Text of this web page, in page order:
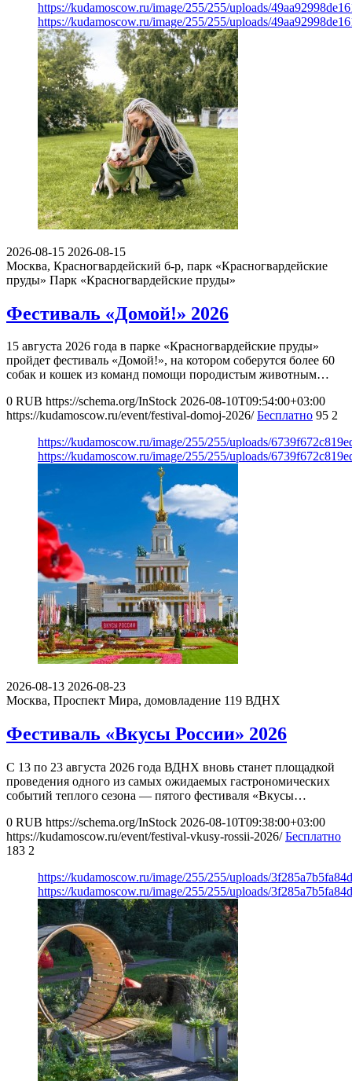
https://kudamoscow.ru/image/255/255/uploads/
https://kudamoscow.ru/image/255/255/uploads/
2026-08-15 2026-08-15
Москва, Красногвардейский б-р, парк «Красногвардейские
пруды» Парк «Красногвардейские пруды»
Фестиваль «Домой!» 2026
15 августа 2026 года в парке «Красногвардейские пруды»
пройдет фестиваль «Домой!», на котором соберутся более 60
собак и кошек из команд помощи породистым животным…
0 RUB https://schema.org/InStock 2026-08-10T09:54:00+03:00
https://kudamoscow.ru/event/festival-domoj-2026/ Бесплатно 95 2
https://kudamoscow.ru/image/255/255/uploads/
https://kudamoscow.ru/image/255/255/uploads/
2026-08-13 2026-08-23
Москва, Проспект Мира, домовладение 119 ВДНХ
Фестиваль «Вкусы России» 2026
С 13 по 23 августа 2026 года ВДНХ вновь станет площадкой
проведения одного из самых ожидаемых гастрономических
событий теплого сезона — пятого фестиваля «Вкусы…
0 RUB https://schema.org/InStock 2026-08-10T09:38:00+03:00
https://kudamoscow.ru/event/festival-vkusy-rossii-2026/ Бесплатно
183 2
https://kudamoscow.ru/image/255/255/uploads/
https://kudamoscow.ru/image/255/255/uploads/